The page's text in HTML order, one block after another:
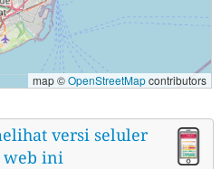
map ©OpenStreetMapcontributors
versi seluler
web ini